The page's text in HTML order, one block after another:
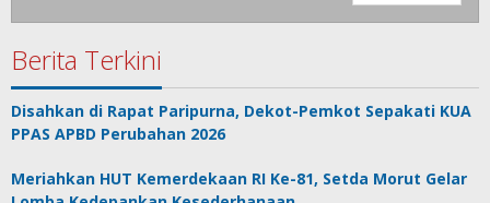
Berita Terkini
Disahkan di Rapat Paripurna, Dekot-Pemkot Sepakati KUA
PPAS APBD Perubahan 2026
Meriahkan HUT Kemerdekaan RI Ke-81, Setda Morut Gelar